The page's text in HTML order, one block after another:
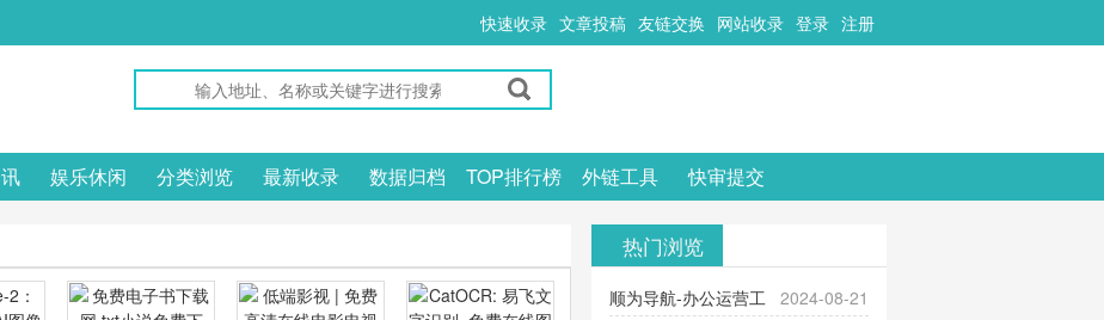
快速收录 文章投稿 友链交换 网站收录 登录 注册
娱乐休闲 分类浏览 最新收录 数据归档 TOP排行榜 外链工具 快审提交
热门浏览
2024-08-21
顺为导航-办公运营工